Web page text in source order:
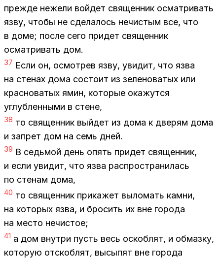
преж­де неже­ли вой­дет свя­щен­ник осмат­ри­вать
язву, что­бы не сде­ла­лось нечи­стым все, что
в доме; по­сле сего при­дет свя­щен­ник
осмат­ри­вать дом.
37 Если он, осмот­рев язву, уви­дит, что язва
на сте­нах дома со­сто­ит из зе­ле­но­ва­тых или
крас­но­ва­тых ямин, ко­то­рые ока­жут­ся
углуб­лен­ны­ми в стене,
38 то свя­щен­ник вый­дет из дома к две­рям дома
и за­прет дом на семь дней.
39 В седь­мой день опять при­дет свя­щен­ник,
и если уви­дит, что язва рас­про­стра­ни­лась
по сте­нам дома,
40 то свя­щен­ник при­ка­жет вы­ло­мать кам­ни,
на ко­то­рых язва, и бро­сить их вне го­ро­да
на ме­сто нечи­стое;
41 а дом внут­ри пусть весь оскоб­лят, и об­маз­ку,
ко­то­рую от­скоб­лят, вы­сы­пят вне го­ро­да